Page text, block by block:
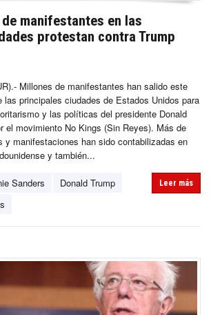
de manifestantes en las
protestan contra Trump
Millones de manifestantes han salido este
las principales ciudades de Estados Unidos para
y las políticas del presidente Donald
el movimiento No Kings (Sin Reyes). Más de
y manifestaciones han sido contabilizadas en
y también...
Sanders
Donald Trump
Leer más